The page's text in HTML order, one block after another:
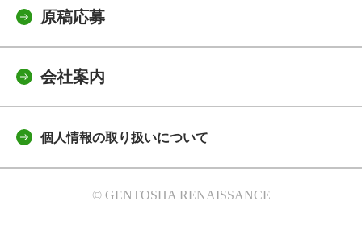
原稿応募
会社案内
個人情報の取り扱いについて
© GENTOSHA RENAISSANCE